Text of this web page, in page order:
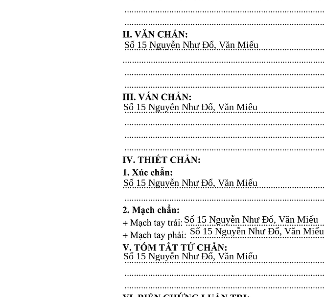
Số 15 Nguyễn Như Đổ, Văn Miếu​​​​
Số 15 Nguyễn Như Đổ, Văn Miếu​​​​
Số 15 Nguyễn Như Đổ, Văn Miếu​​​​
Số 15 Nguyễn Như Đổ, Văn Miếu​​​​
Số 15 Nguyễn Như Đổ, Văn Miếu​​​​
Số 15 Nguyễn Như Đổ, Văn Miếu​​​​